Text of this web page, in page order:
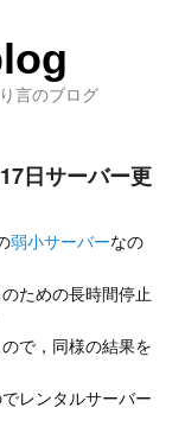
言のブログ
日サーバー更
弱小サーバーなの
ための長時間停止
で，同様の結果を
レンタルサーバー